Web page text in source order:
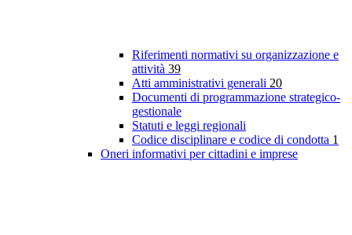
Riferimenti normativi su organizzazione e
attività 39
Atti amministrativi generali 20
Documenti di programmazione strategico-
gestionale
Statuti e leggi regionali
Codice disciplinare e codice di condotta 1
Oneri informativi per cittadini e imprese